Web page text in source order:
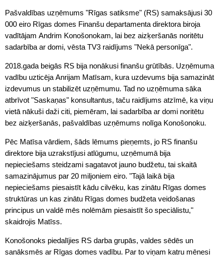
Pašvaldības uzņēmums "Rīgas satiksme" (RS) samaksājusi 30
000 eiro Rīgas domes Finanšu departamenta direktora biroja
vadītājam Andrim Konošonokam, lai bez aizķeršanās noritētu
sadarbība ar domi, vēsta TV3 raidījums "Nekā personīga".
2018.gada beigās RS bija nonākusi finanšu grūtībās. Uzņēmuma
vadību uzticēja Anrijam Matīsam, kura uzdevums bija samazināt
izdevumus un stabilizēt uzņēmumu. Tad no uzņēmuma sāka
atbrīvot "Saskaņas" konsultantus, taču raidījums atzīmē, ka viņu
vietā nākuši daži citi, piemēram, lai sadarbība ar domi noritētu
bez aizķeršanās, pašvaldības uzņēmums nolīga Konošonoku.
Pēc Matīsa vārdiem, šāds lēmums pieņemts, jo RS finanšu
direktore bija uzrakstījusi atlūgumu, uzņēmumā bija
nepieciešams steidzami sagatavot jauno budžetu, tai skaitā
samazinājumus par 20 miljoniem eiro. "Tajā laikā bija
nepieciešams piesaistīt kādu cilvēku, kas zinātu Rīgas domes
struktūras un kas zinātu Rīgas domes budžeta veidošanas
principus un valdē mēs nolēmām piesaistīt šo speciālistu,"
skaidrojis Matīss.
Konošonoks piedalījies RS darba grupās, valdes sēdēs un
sanāksmēs ar Rīgas domes vadību. Par to viņam katru mēnesi